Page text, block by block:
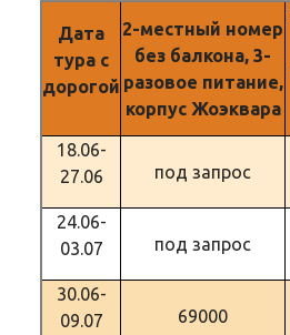
Дата
тура с
дорогой
2-местный номер
без балкона, 3-
разовое питание,
корпус Жоэквара
18.06-
27.06
под запрос
24.06-
03.07
под запрос
30.06-
09.07
69000